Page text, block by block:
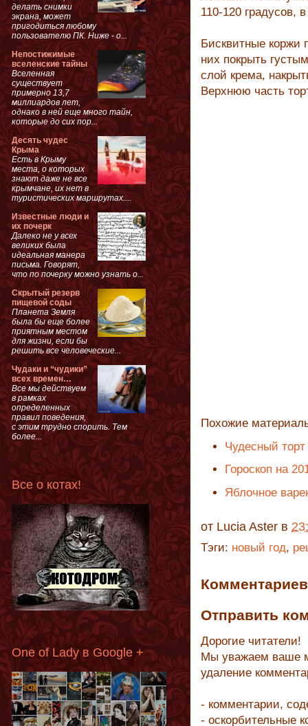
110-120 градусов,
Бисквитные коржи
них покрыть
слой крема,
Верхнюю часть
Похожие
Чудесный
Гороскоп на
Яблочное
от Lucia Aster в
Тэги: новый год,
Отправить
Дорогие читатели!
Мы уважаем ваше
удаление
- комментарии,
- оскорбительные
делать снимки
экрана, может
пригодиться любому
пользователю ПК. Ниже - о...
Непостижимые
вселенские тайны
Вселенная
существует
примерно 13,7
миллиардов лет,
однако в ней еще много тайн,
которые до сих пор...
Десять чудес
Крыма
Есть в Крыму
места, о которых
знают даже не все
крымчане, их нет в
туристических маршрутах....
Известные люди и
их почерк
Далеко не у всех
великих была
идеальная манера
письма. Говорят,
что по почерку можно узнать о...
Скрытый резерв
пищевой соды
Планета Земля
была бы еще более
приятным местом
для жизни, если бы
решить все человеческие...
Чудаки и “чудики”
всех времен…
Все мы действуем
в рамках
определенных
правил поведения,
с этим трудно спорить. Тем
более...
Все о котах!
One of Lady в Google +